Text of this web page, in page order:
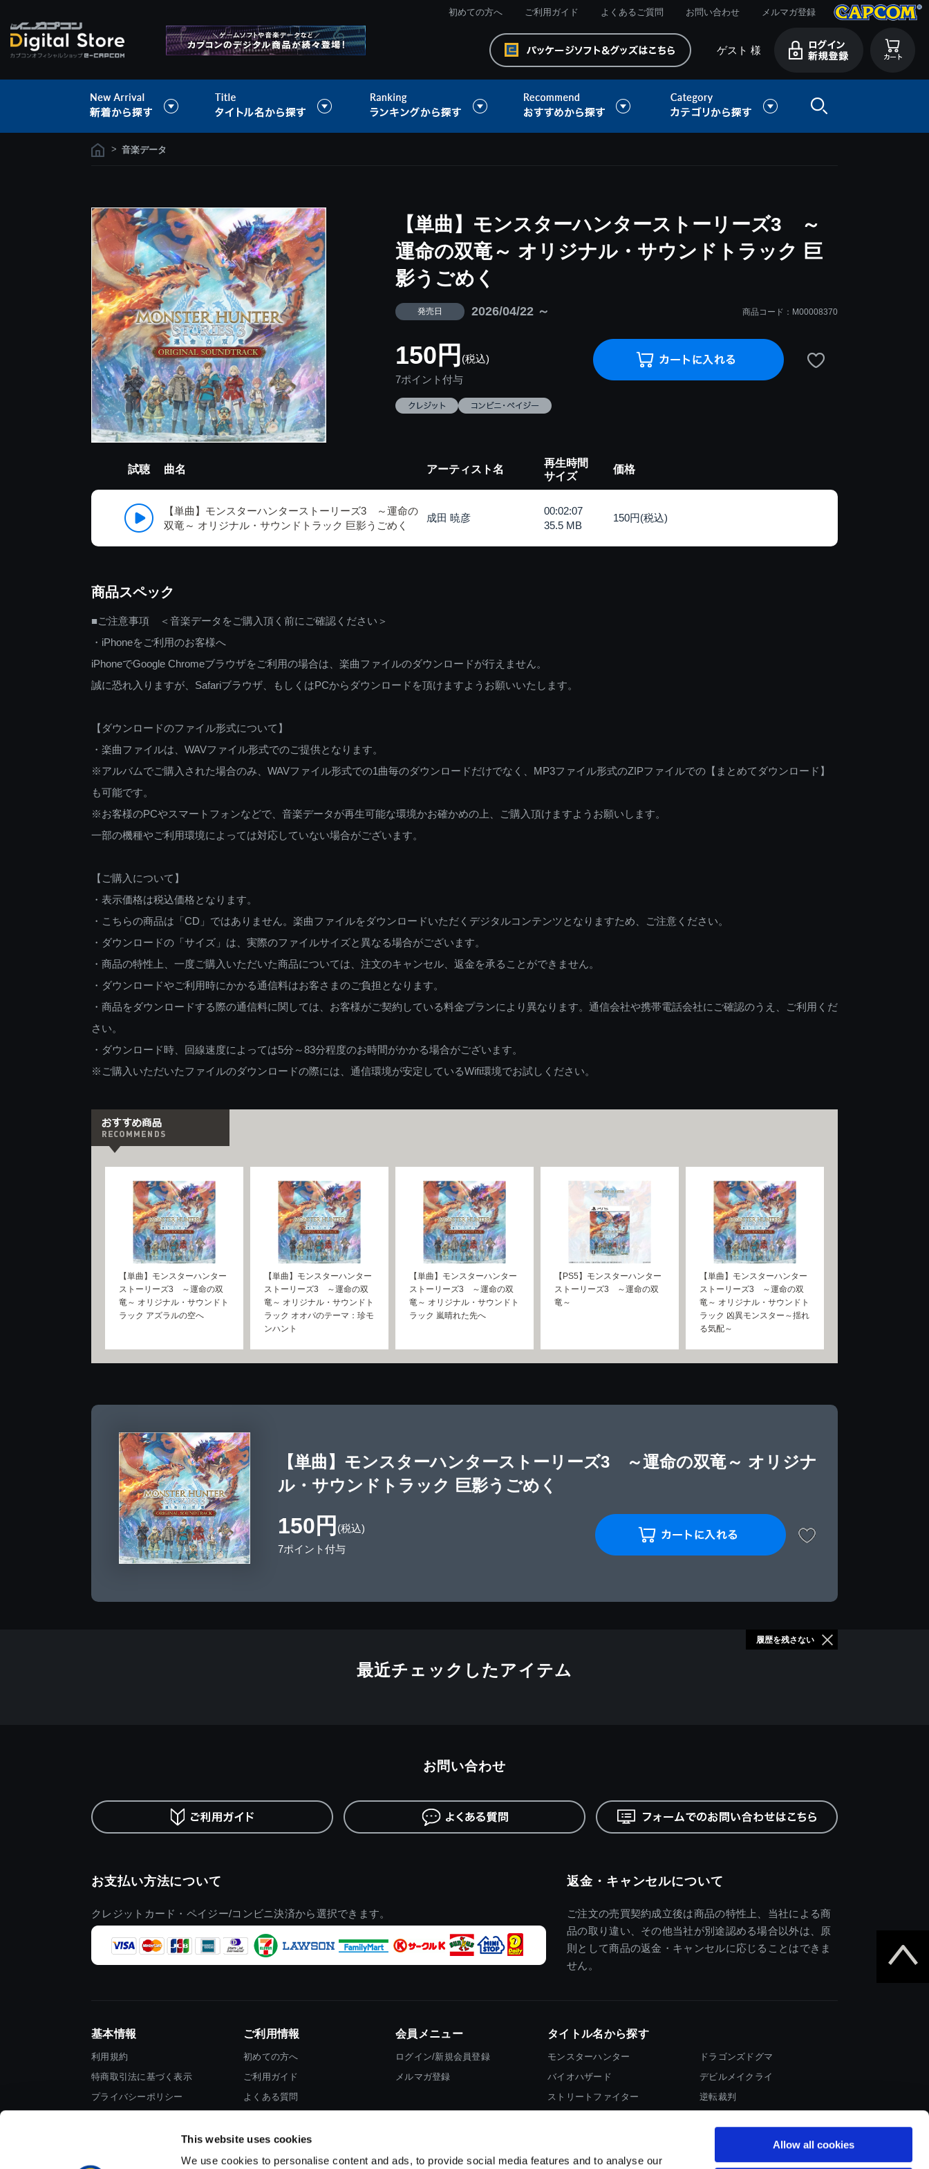
This website uses cookies
We use cookies to personalise content and ads, to provide social media features and to analyse our
Allow all cookies
初めての方へ ご利用ガイド よくあるご質問 お問い合わせ メルマガ登録
ゲスト 様
> 音楽データ
【単曲】モンスターハンターストーリーズ3 ～
運命の双竜～ オリジナル・サウンドトラック 巨
影うごめく
発売日 2026/04/22 ～ 商品コード：M00008370
150円 (税込)
7ポイント付与
試聴 曲名 アーティスト名
再生時間
サイズ
価格
【単曲】モンスターハンターストーリーズ3 ～運命の
双竜～ オリジナル・サウンドトラック 巨影うごめく
成田 暁彦
00:02:07
35.5 MB
150円(税込)
商品スペック
■ご注意事項 ＜音楽データをご購入頂く前にご確認ください＞
・iPhoneをご利用のお客様へ
iPhoneでGoogle Chromeブラウザをご利用の場合は、楽曲ファイルのダウンロードが行えません。
誠に恐れ入りますが、Safariブラウザ、もしくはPCからダウンロードを頂けますようお願いいたします。
【ダウンロードのファイル形式について】
・楽曲ファイルは、WAVファイル形式でのご提供となります。
※アルバムでご購入された場合のみ、WAVファイル形式での1曲毎のダウンロードだけでなく、MP3ファイル形式のZIPファイルでの【まとめてダウンロード】
も可能です。
※お客様のPCやスマートフォンなどで、音楽データが再生可能な環境かお確かめの上、ご購入頂けますようお願いします。
一部の機種やご利用環境によっては対応していない場合がございます。
【ご購入について】
・表示価格は税込価格となります。
・こちらの商品は「CD」ではありません。楽曲ファイルをダウンロードいただくデジタルコンテンツとなりますため、ご注意ください。
・ダウンロードの「サイズ」は、実際のファイルサイズと異なる場合がございます。
・商品の特性上、一度ご購入いただいた商品については、注文のキャンセル、返金を承ることができません。
・ダウンロードやご利用時にかかる通信料はお客さまのご負担となります。
・商品をダウンロードする際の通信料に関しては、お客様がご契約している料金プランにより異なります。通信会社や携帯電話会社にご確認のうえ、ご利用くだ
さい。
・ダウンロード時、回線速度によっては5分～83分程度のお時間がかかる場合がございます。
※ご購入いただいたファイルのダウンロードの際には、通信環境が安定しているWifi環境でお試しください。
【単曲】モンスターハンター
ストーリーズ3 ～運命の双
竜～ オリジナル・サウンドト
ラック アズラルの空へ
【単曲】モンスターハンター
ストーリーズ3 ～運命の双
竜～ オリジナル・サウンドト
ラック オオパのテーマ：珍モ
ンハント
【単曲】モンスターハンター
ストーリーズ3 ～運命の双
竜～ オリジナル・サウンドト
ラック 嵐晴れた先へ
【PS5】モンスターハンター
ストーリーズ3 ～運命の双
竜～
【単曲】モンスターハンター
ストーリーズ3 ～運命の双
竜～ オリジナル・サウンドト
ラック 凶異モンスター～揺れ
る気配～
【単曲】モンスターハンターストーリーズ3 ～運命の双竜～ オリジナ
ル・サウンドトラック 巨影うごめく
150円 (税込)
7ポイント付与
最近チェックしたアイテム
履歴を残さない
お支払い方法について
クレジットカード・ペイジー/コンビニ決済から選択できます。
返金・キャンセルについて
ご注文の売買契約成立後は商品の特性上、当社による商
品の取り違い、その他当社が別途認める場合以外は、原
則として商品の返金・キャンセルに応じることはできま
せん。
お問い合わせ
基本情報
利用規約
特商取引法に基づく表示
プライバシーポリシー
ご利用情報
初めての方へ
ご利用ガイド
よくある質問
会員メニュー
ログイン/新規会員登録
メルマガ登録
タイトル名から探す
モンスターハンター
バイオハザード
ストリートファイター
ドラゴンズドグマ
デビルメイクライ
逆転裁判